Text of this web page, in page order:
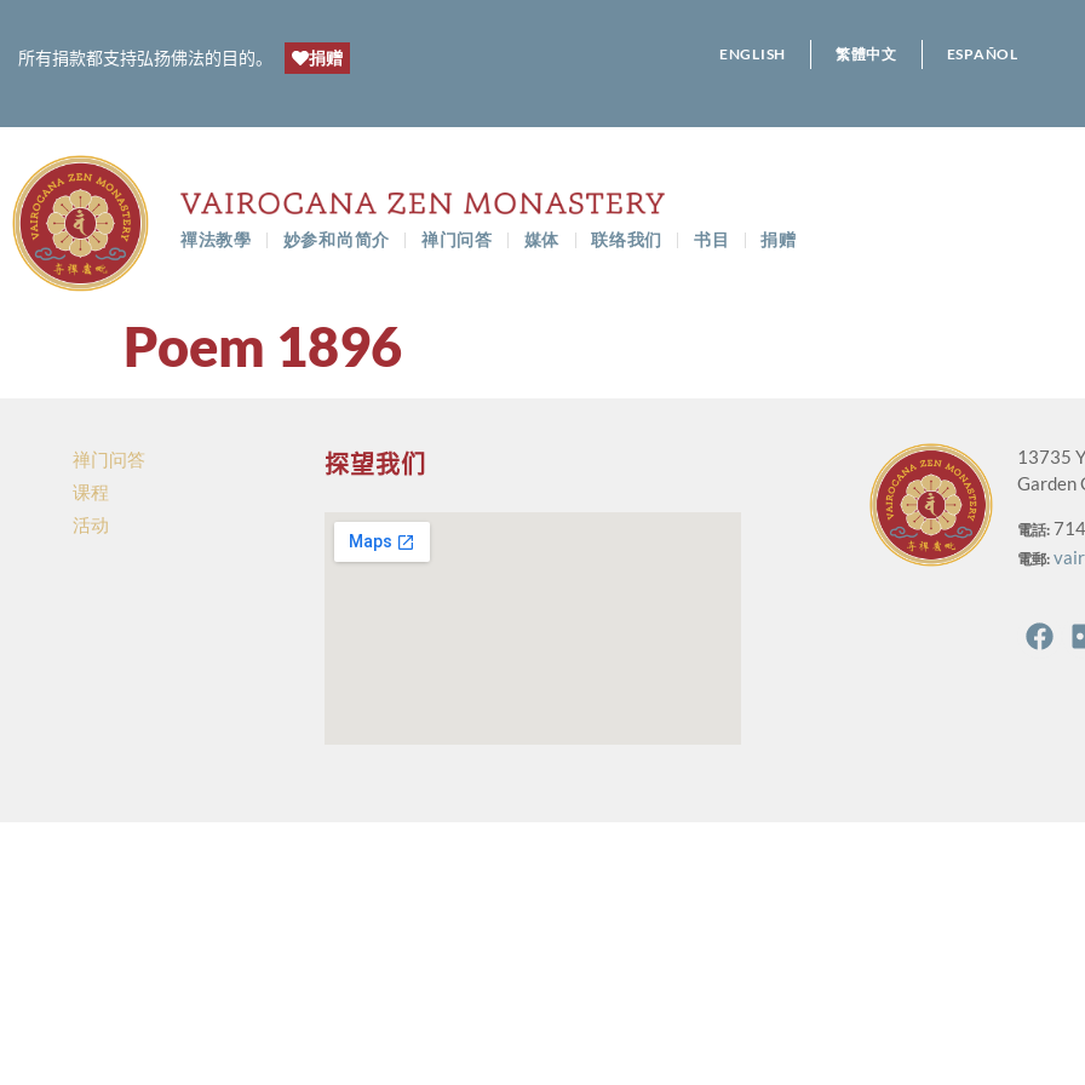
所有捐款都支持弘扬佛法的目的。 捐赠 ENGLISH 繁體中文 ESPAÑOL
禪法教學 妙参和尚简介 禅门问答 媒体 联络我们 书目 捐赠
Poem 1896
禅门问答
课程
活动
探望我们
13735
Garden
電話:
電郵: